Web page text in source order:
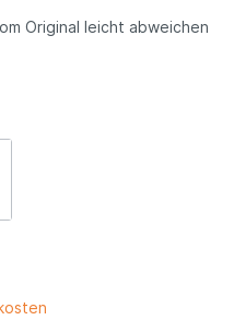
Original leicht abweichen